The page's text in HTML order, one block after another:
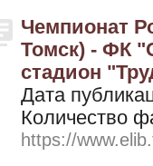
Чемпионат
Томск) - ФК
стадион
Дата
Количество
https://